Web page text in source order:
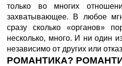
только во многих
захватывающее. В любое
сразу сколько «органов»
несколько, много. И ни один
независимо от других или
РОМАНТИКА?